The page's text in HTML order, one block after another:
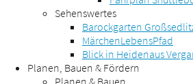
Sehenswertes
Barockgarten
MärchenLebensPfad
Blick in Heidenaus
Planen, Bauen & Fördern